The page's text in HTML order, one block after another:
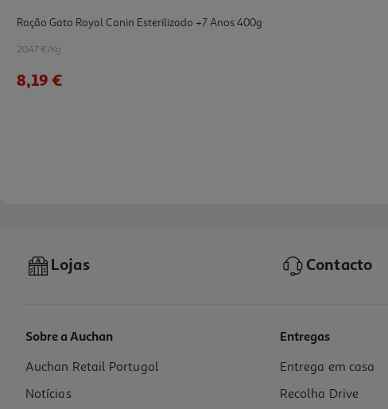
Ração Gato Royal Canin Esterilizado +7 Anos 400g
20.47 €/Kg
8,19 €
Ração Gato Royal Canin Sensible 33 400 Gr
18.47 €/Kg
Lojas Contacto
Sobre a Auchan
Auchan Retail Portugal
Notícias
Entregas
Entrega em casa
Recolha Drive